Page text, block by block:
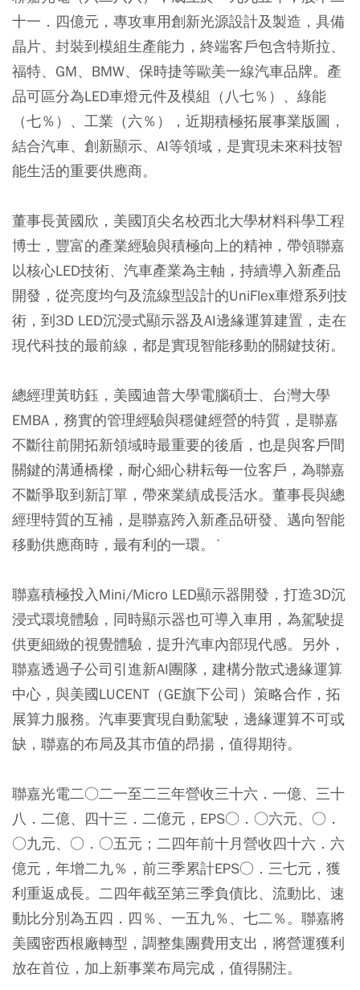
十一．四億元，專攻車用創新光源設計及製造，具備
晶片、封裝到模組生產能力，終端客戶包含特斯拉、
福特、GM、BMW、保時捷等歐美一線汽車品牌。產
品可區分為LED車燈元件及模組（八七％）、綠能
（七％）、工業（六％），近期積極拓展事業版圖，
結合汽車、創新顯示、AI等領域，是實現未來科技智
能生活的重要供應商。
董事長黃國欣，美國頂尖名校西北大學材料科學工程
博士，豐富的產業經驗與積極向上的精神，帶領聯嘉
以核心LED技術、汽車產業為主軸，持續導入新產品
開發，從亮度均勻及流線型設計的UniFlex車燈系列技
術，到3D LED沉浸式顯示器及AI邊緣運算建置，走在
現代科技的最前線，都是實現智能移動的關鍵技術。
總經理黃昉鈺，美國迪普大學電腦碩士、台灣大學
EMBA，務實的管理經驗與穩健經營的特質，是聯嘉
不斷往前開拓新領域時最重要的後盾，也是與客戶間
關鍵的溝通橋樑，耐心細心耕耘每一位客戶，為聯嘉
不斷爭取到新訂單，帶來業績成長活水。董事長與總
經理特質的互補，是聯嘉跨入新產品研發、邁向智能
移動供應商時，最有利的一環。˙
聯嘉積極投入Mini/Micro LED顯示器開發，打造3D沉
浸式環境體驗，同時顯示器也可導入車用，為駕駛提
供更細緻的視覺體驗，提升汽車內部現代感。另外，
聯嘉透過子公司引進新AI團隊，建構分散式邊緣運算
中心，與美國LUCENT（GE旗下公司）策略合作，拓
展算力服務。汽車要實現自動駕駛，邊緣運算不可或
缺，聯嘉的布局及其市值的昂揚，值得期待。
聯嘉光電二○二一至二三年營收三十六．一億、三十
八．二億、四十三．二億元，EPS○．○六元、○．
○九元、○．○五元；二四年前十月營收四十六．六
億元，年增二九％，前三季累計EPS○．三七元，獲
利重返成長。二四年截至第三季負債比、流動比、速
動比分別為五四．四％、一五九％、七二％。聯嘉將
美國密西根廠轉型，調整集團費用支出，將營運獲利
放在首位，加上新事業布局完成，值得關注。